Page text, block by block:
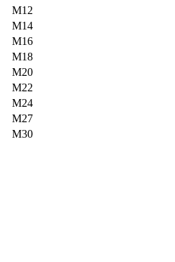
M12
M14
M16
M18
M20
M22
M24
M27
M30